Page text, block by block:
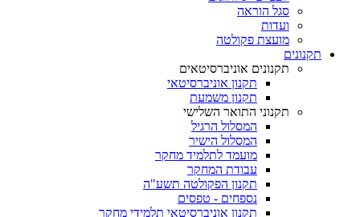
סגל הוראה
ועדות
מועצת פקולטה
תקנונים
תקנונים אוניברסיטאים
תקנון אוניברסיטאי
תקנון משמעת
תקנוני התואר השלישי
המסלול הרגיל
המסלול הישיר
מועמד לתלמיד מחקר
עבודת המחקר
תקנון הפקולטה תשע"ה
נספחים - טפסים
תקנון אוניברסיטאי תלמידי מחקר